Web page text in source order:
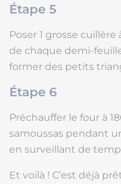
Étape 5
Poser 1 grosse
de chaque demi-
former des petits
Étape 6
Préchauffer le four à
samoussas pendant
en surveillant de
Et voilà ! C’est déjà